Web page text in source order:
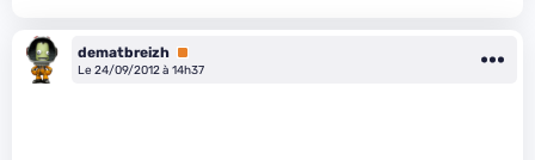
dematbreizh Premium
Le 24/09/2012 à 14h37